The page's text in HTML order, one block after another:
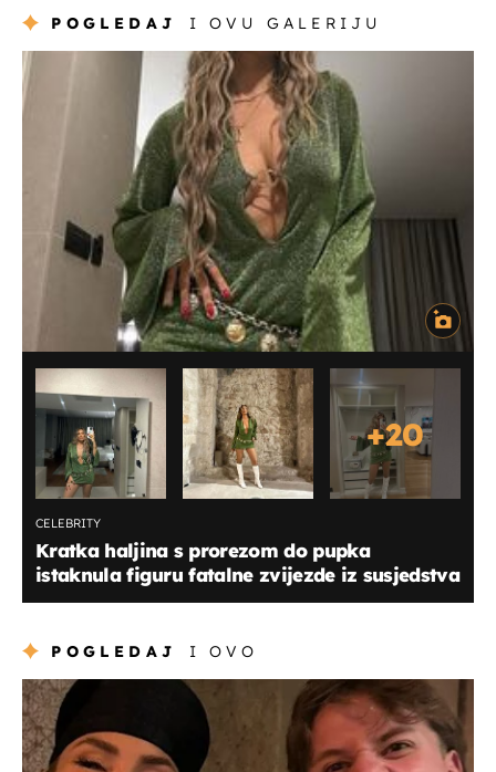
POGLEDAJ I OVU GALERIJU
+20
CELEBRITY
Kratka haljina s prorezom do pupka
istaknula figuru fatalne zvijezde iz susjedstva
POGLEDAJ I OVO